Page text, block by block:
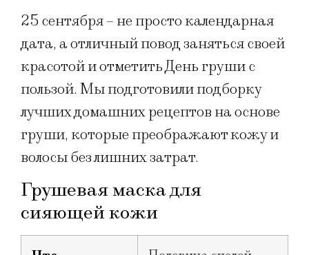
25 сентября – не просто календарная
дата, а отличный повод заняться своей
красотой и отметить День груши с
пользой. Мы подготовили подборку
лучших домашних рецептов на основе
груши, которые преображают кожу и
волосы без лишних затрат.
Грушевая маска для
сияющей кожи